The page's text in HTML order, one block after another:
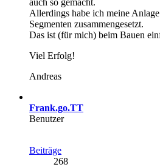
Allerdings habe ich meine
Segmenten zusammengesetzt.
Das ist (für mich) beim Bauen
Viel Erfolg!
Andreas
Frank.go.TT
Benutzer
Beiträge
268